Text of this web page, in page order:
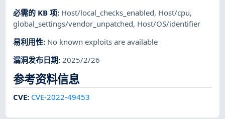
必需的 KB 项: Host/local_checks_enabled, Host/cpu,
global_settings/vendor_unpatched, Host/OS/identifier
易利用性: No known exploits are available
漏洞发布日期:2025/2/26
参考资料信息
CVE: CVE-2022-49453